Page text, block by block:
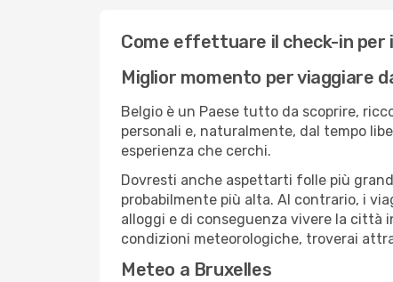
Come effettuare il check-in per
Miglior momento per viaggiare
Belgio è un Paese tutto da scoprire,
personali e, naturalmente, dal tempo
esperienza che cerchi.
Dovresti anche aspettarti folle più
probabilmente più alta. Al contrario, i
alloggi e di conseguenza vivere la città
condizioni meteorologiche, troverai
Meteo a Bruxelles